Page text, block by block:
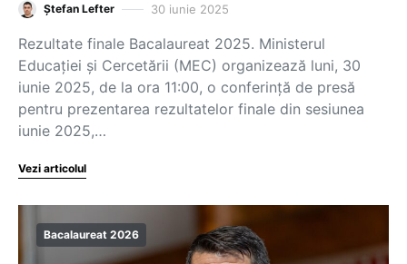
Ștefan Lefter 30 iunie 2025
Rezultate finale Bacalaureat 2025. Ministerul
Educației și Cercetării (MEC) organizează luni, 30
iunie 2025, de la ora 11:00, o conferință de presă
pentru prezentarea rezultatelor finale din sesiunea
iunie 2025,…
Vezi articolul
Bacalaureat 2026